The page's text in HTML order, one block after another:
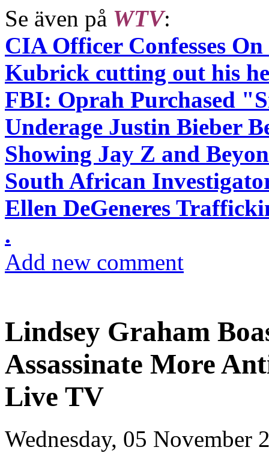
Se även på WTV:
CIA Officer Confesses
Kubrick cutting out his
FBI: Oprah Purchased
Underage Justin Bieber
Showing Jay Z and
South African
Ellen DeGeneres
.
Add new comment
Lindsey Graham
Assassinate More
Live TV
Wednesday, 05 November